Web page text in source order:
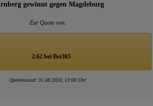
gewinnt gegen Magdeburg
Zur Quote von:
2.62 bei Bet365
Quotenstand: 31.08.2024, 13:00 Uhr